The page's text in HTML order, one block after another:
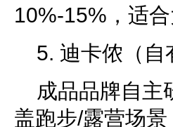
10%-15%，适合
5. 迪卡侬（自
成品品牌自主
盖跑步/露营场